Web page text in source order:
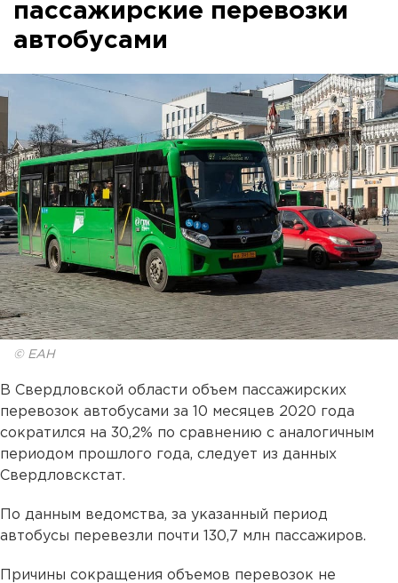
пассажирские перевозки
автобусами
© ЕАН
В Свердловской области объем пассажирских
перевозок автобусами за 10 месяцев 2020 года
сократился на 30,2% по сравнению с аналогичным
периодом прошлого года, следует из данных
Свердловскстат.
По данным ведомства, за указанный период
автобусы перевезли почти 130,7 млн пассажиров.
Причины сокращения объемов перевозок не